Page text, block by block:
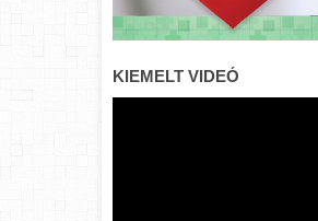
KIEMELT VIDEÓ